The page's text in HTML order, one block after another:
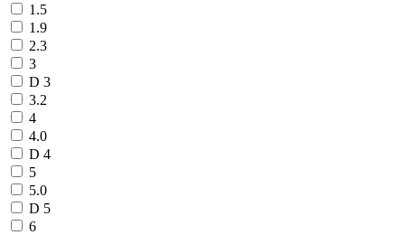
1.5
1.9
2.3
3
D 3
3.2
4
4.0
D 4
5
5.0
D 5
6